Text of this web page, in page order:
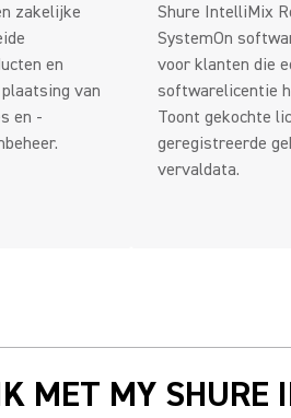
zakelijke
en
van
en -
Shure IntelliMix
SystemOn
voor klanten die
softwarelicentie
Toont gekochte
geregistreerde
vervaldata.
MET MY SHURE